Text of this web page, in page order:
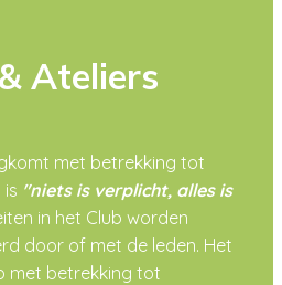
Ateliers
met betrekking tot
"niets is verplicht, alles is
in het Club worden
door of met de leden. Het
met betrekking tot